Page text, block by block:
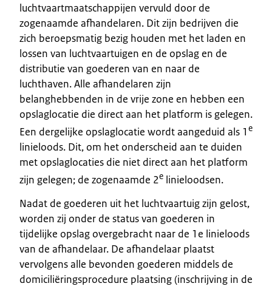
luchtvaartmaatschappijen vervuld door de
zogenaamde afhandelaren. Dit zijn bedrijven die
zich beroepsmatig bezig houden met het laden en
lossen van luchtvaartuigen en de opslag en de
distributie van goederen van en naar de
luchthaven. Alle afhandelaren zijn
belanghebbenden in de vrije zone en hebben een
opslaglocatie die direct aan het platform is gelegen.
Een dergelijke opslaglocatie wordt aangeduid als 1 e
linieloods. Dit, om het onderscheid aan te duiden
met opslaglocaties die niet direct aan het platform
zijn gelegen; de zogenaamde 2e linieloodsen.
Nadat de goederen uit het luchtvaartuig zijn gelost,
worden zij onder de status van goederen in
tijdelijke opslag overgebracht naar de 1e linieloods
van de afhandelaar. De afhandelaar plaatst
vervolgens alle bevonden goederen middels de
domiciliëringsprocedure plaatsing (inschrijving in de